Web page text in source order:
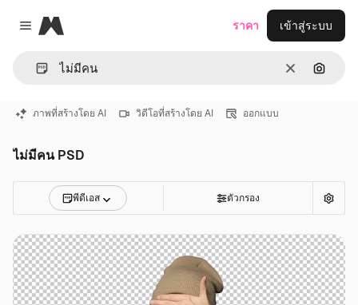
Close menu
Magnific
ชัดเจนค้นหา
ราคา เข้าสู่ระบบ
ภาพที่สร้างโดย AI วิดีโอที่สร้างโดย AI ออกแบบ
ไม่มีคน PSD
พีดีเอส ตัวกรอง